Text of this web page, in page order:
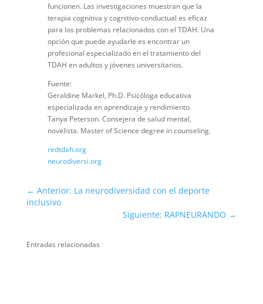
funcionen. Las investigaciones muestran que la
terapia cognitiva y cognitivo-conductual es eficaz
para los problemas relacionados con el TDAH. Una
opción que puede ayudarle es encontrar un
profesional especializado en el tratamiento del
TDAH en adultos y jóvenes universitarios.
Fuente:
Geraldine Markel, Ph.D. Psicóloga educativa
especializada en aprendizaje y rendimiento.
Tanya Peterson. Consejera de salud mental,
novelista. Master of Science degree in counseling.
redtdah.org
neurodiversi.org
← Anterior: La neurodiversidad con el deporte
inclusivo
Siguiente: RAPNEURANDO →
Entradas relacionadas